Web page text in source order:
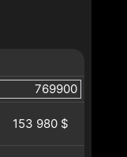
153 980 $